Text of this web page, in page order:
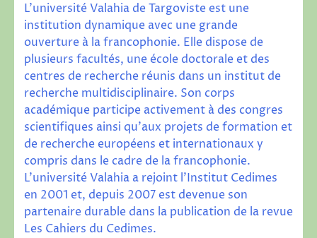
L’université Valahia de Targoviste est une
institution dynamique avec une grande
ouverture à la francophonie. Elle dispose de
plusieurs facultés, une école doctorale et des
centres de recherche réunis dans un institut de
recherche multidisciplinaire. Son corps
académique participe activement à des congres
scientifiques ainsi qu’aux projets de formation et
de recherche européens et internationaux y
compris dans le cadre de la francophonie.
L’université Valahia a rejoint l’Institut Cedimes
en 2001 et, depuis 2007 est devenue son
partenaire durable dans la publication de la revue
Les Cahiers du Cedimes.